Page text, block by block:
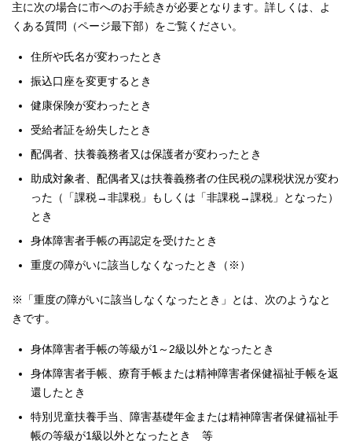
主に次の場合に市へのお手続きが必要となります。詳しくは、よ
くある質問（ページ最下部）をご覧ください。
住所や氏名が変わったとき
振込口座を変更するとき
健康保険が変わったとき
受給者証を紛失したとき
配偶者、扶養義務者又は保護者が変わったとき
助成対象者、配偶者又は扶養義務者の住民税の課税状況が変わ
った（「課税→非課税」もしくは「非課税→課税」となった）
とき
身体障害者手帳の再認定を受けたとき
重度の障がいに該当しなくなったとき（※）
※「重度の障がいに該当しなくなったとき」とは、次のようなと
きです。
身体障害者手帳の等級が1～2級以外となったとき
身体障害者手帳、療育手帳または精神障害者保健福祉手帳を返
還したとき
特別児童扶養手当、障害基礎年金または精神障害者保健福祉手
帳の等級が1級以外となったとき 等